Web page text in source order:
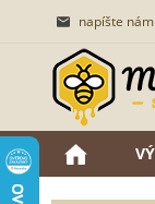
napíšte nám